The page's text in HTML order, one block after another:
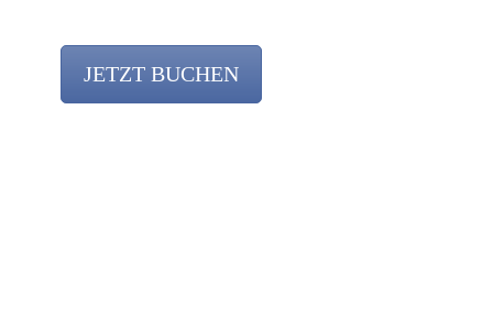
JETZT BUCHEN